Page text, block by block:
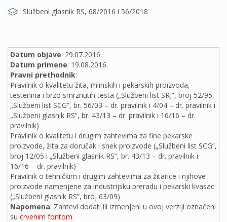
Službeni glasnik RS, 68/2016 i 56/2018
Datum objave: 29.07.2016.
Datum primene: 19.08.2016.
Pravni prethodnik:
Pravilnik o kvalitetu žita, mlinskih i pekarskih proizvoda,
testenina i brzo smrznutih testa („Službeni list SRJ”, broj 52/95,
„Službeni list SCG”, br. 56/03 – dr. pravilnik i 4/04 – dr. pravilnik i
„Službeni glasnik RS”, br. 43/13 – dr. pravilnik i 16/16 – dr.
pravilnik)
Pravilnik o kvalitetu i drugim zahtevima za fine pekarske
proizvode, žita za doručak i snek proizvode („Službeni list SCG”,
broj 12/05 i „Službeni glasnik RS”, br. 43/13 – dr. pravilnik i
16/16 – dr. pravilnik)
Pravilnik o tehničkim i drugim zahtevima za žitarice i njihove
proizvode namenjene za industrijsku preradu i pekarski kvasac
(„Službeni glasnik RS”, broj 63/09)
Napomena: Zahtevi dodati ili izmenjeni u ovoj verziji označeni
su crvenim fontom.